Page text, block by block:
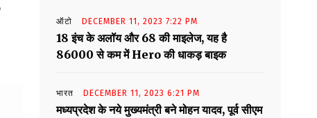
ऑटो DECEMBER 11, 2023 7:22 PM
18 इंच के अलॉय और 68 की माइलेज, यह है
86000 से कम में Hero की धाकड़ बाइक
भारत DECEMBER 11, 2023 6:21 PM
मध्यप्रदेश के नये मुख्यमंत्री बने मोहन यादव, पूर्व सीएम